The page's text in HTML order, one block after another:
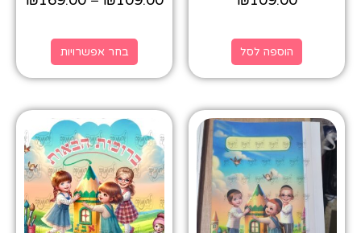
הוספה לסל בחר אפשרויות